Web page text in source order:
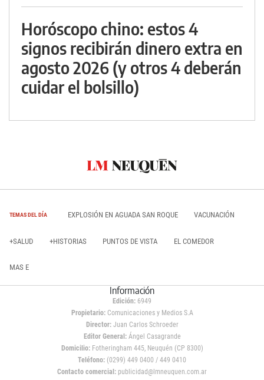
Horóscopo chino: estos 4
signos recibirán dinero extra en
agosto 2026 (y otros 4 deberán
cuidar el bolsillo)
TEMAS DEL DÍA EXPLOSIÓN EN AGUADA SAN ROQUE VACUNACIÓN
+SALUD +HISTORIAS PUNTOS DE VISTA EL COMEDOR
MAS E
Información
Edición: 6949
Propietario:Comunicaciones y Medios S.A
Director: Juan Carlos Schroeder
Editor General:Ángel Casagrande
Domicilio:Fotheringham 445, Neuquén (CP 8300)
Teléfono: (0299) 449 0400 / 449 0410
Contacto comercial: publicidad@lmneuquen.com.ar